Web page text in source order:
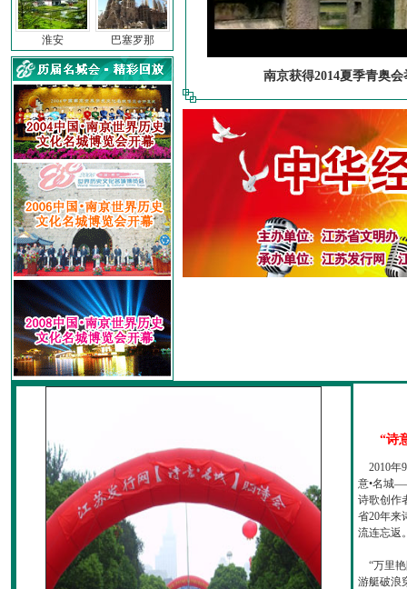
淮安 巴塞罗那
南京获得2014夏季青奥会
“诗
2010年
意•名城
诗歌创作
省20年来
流连忘返
“万里艳
游艇破浪